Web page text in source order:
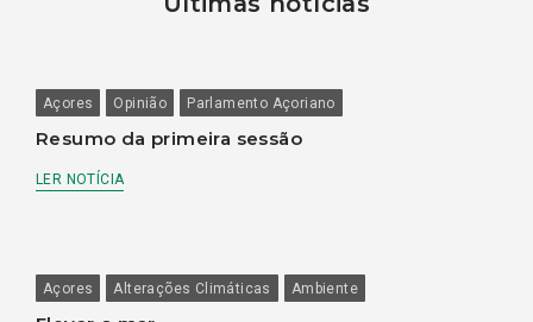
Açores Opinião Parlamento Açoriano
Resumo da primeira sessão
LER NOTÍCIA
Açores Alterações Climáticas Ambiente